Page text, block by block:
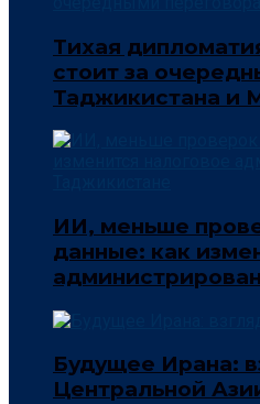
Тихая
стоит за
Таджикистана и
ИИ, меньше
данные: как
Будущее Ирана:
Центральной